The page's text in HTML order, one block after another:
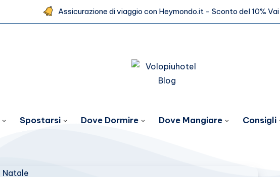
Assicurazione di viaggio con Heymondo.it - Sconto del 10% Vai
Spostarsi Dove Dormire Dove Mangiare Consigli